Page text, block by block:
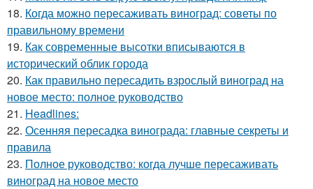
18. Когда можно пересаживать виноград: советы по
правильному времени
19. Как современные высотки вписываются в
исторический облик города
20. Как правильно пересадить взрослый виноград на
новое место: полное руководство
21. Headlines:
22. Осенняя пересадка винограда: главные секреты и
правила
23. Полное руководство: когда лучше пересаживать
виноград на новое место